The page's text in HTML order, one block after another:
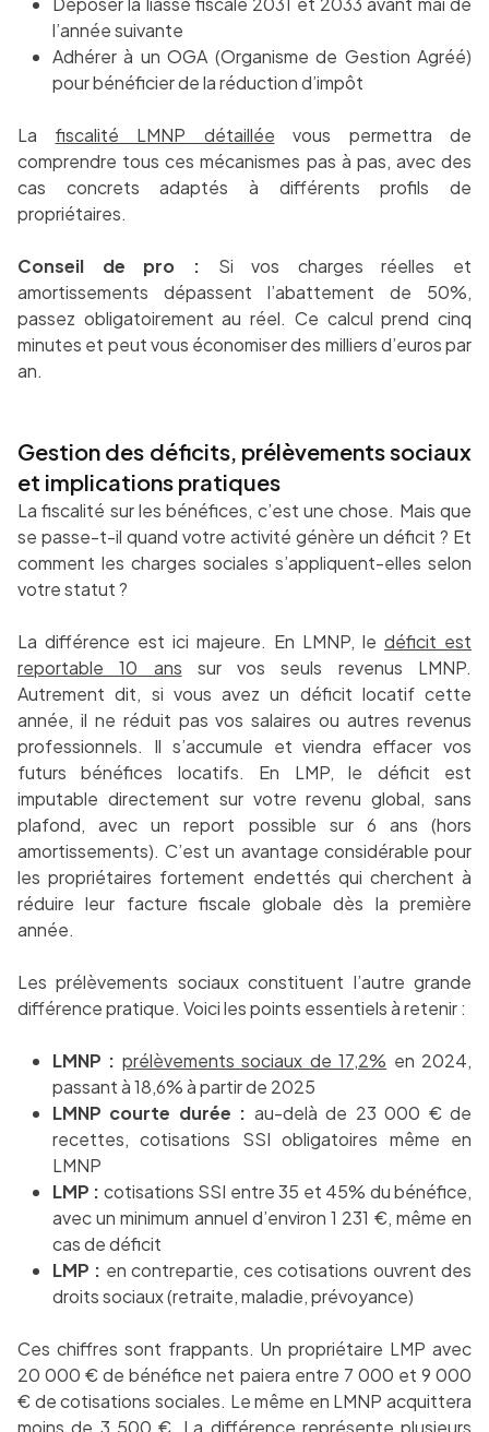
l’année suivante
Adhérer à un OGA (Organisme de Gestion Agréé)
pour bénéficier de la réduction d’impôt
La fiscalité LMNP détaillée vous permettra de
comprendre tous ces mécanismes pas à pas, avec des
cas concrets adaptés à différents profils de
propriétaires.
Conseil de pro : Si vos charges réelles et
amortissements dépassent l’abattement de 50%,
passez obligatoirement au réel. Ce calcul prend cinq
minutes et peut vous économiser des milliers d’euros par
an.
Gestion des déficits, prélèvements sociaux
et implications pratiques
La fiscalité sur les bénéfices, c’est une chose. Mais que
se passe-t-il quand votre activité génère un déficit ? Et
comment les charges sociales s’appliquent-elles selon
votre statut ?
La différence est ici majeure. En LMNP, le déficit est
reportable 10 ans sur vos seuls revenus LMNP.
Autrement dit, si vous avez un déficit locatif cette
année, il ne réduit pas vos salaires ou autres revenus
professionnels. Il s’accumule et viendra effacer vos
futurs bénéfices locatifs. En LMP, le déficit est
imputable directement sur votre revenu global, sans
plafond, avec un report possible sur 6 ans (hors
amortissements). C’est un avantage considérable pour
les propriétaires fortement endettés qui cherchent à
réduire leur facture fiscale globale dès la première
année.
Les prélèvements sociaux constituent l’autre grande
différence pratique. Voici les points essentiels à retenir :
LMNP : prélèvements sociaux de 17,2% en 2024,
passant à 18,6% à partir de 2025
LMNP courte durée : au-delà de 23 000 € de
recettes, cotisations SSI obligatoires même en
LMNP
LMP : cotisations SSI entre 35 et 45% du bénéfice,
avec un minimum annuel d’environ 1 231 €, même en
cas de déficit
LMP : en contrepartie, ces cotisations ouvrent des
droits sociaux (retraite, maladie, prévoyance)
Ces chiffres sont frappants. Un propriétaire LMP avec
20 000 € de bénéfice net paiera entre 7 000 et 9 000
€ de cotisations sociales. Le même en LMNP acquittera
moins de 3 500 €. La différence représente plusieurs